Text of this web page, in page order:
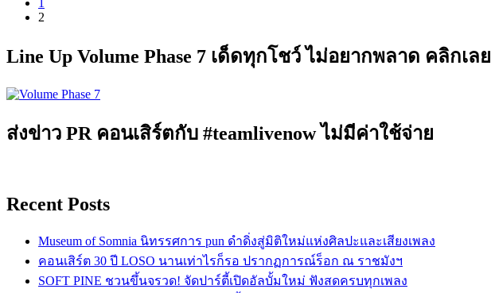
1
2
Line Up Volume Phase 7 เด็ดทุกโชว์ ไม่อยากพลาด คลิกเลย
ส่งข่าว PR คอนเสิร์ตกับ #teamlivenow ไม่มีค่าใช้จ่าย
Recent Posts
Museum of Somnia นิทรรศการ pun ดำดิ่งสู่มิติใหม่แห่งศิลปะและเสียงเพลง
คอนเสิร์ต 30 ปี LOSO นานเท่าไรก็รอ ปรากฏการณ์ร็อก ณ ราชมังฯ
SOFT PINE ชวนขึ้นจรวด! จัดปาร์ตี้เปิดอัลบั้มใหม่ ฟังสดครบทุกเพลง